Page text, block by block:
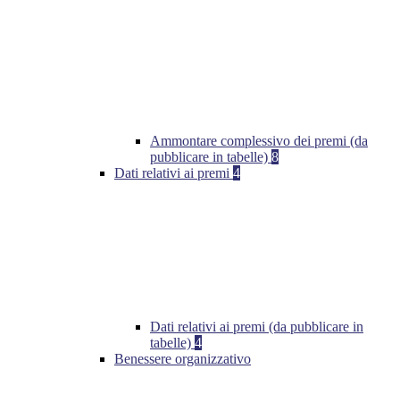
Ammontare complessivo dei premi (da
pubblicare in tabelle) 8
Dati relativi ai premi 4
Dati relativi ai premi (da pubblicare in
tabelle) 4
Benessere organizzativo